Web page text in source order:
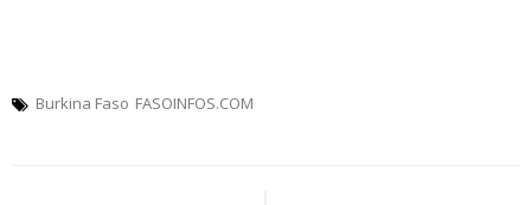
Burkina Faso FASOINFOS.COM